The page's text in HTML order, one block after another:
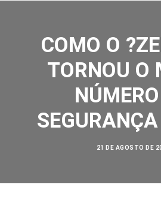
AÇÕES
COMO O
TORNOU O
21 DE AGOSTO DE